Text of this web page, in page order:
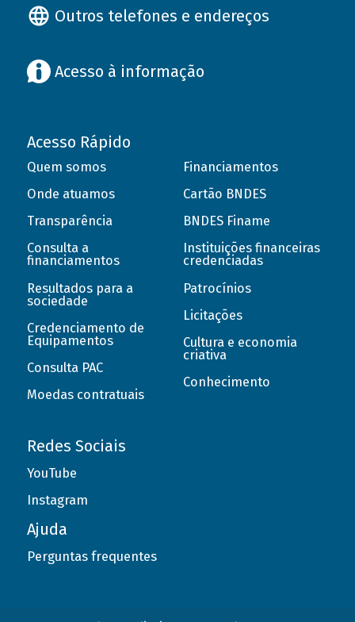
Outros telefones e endereços
Acesso à informação
Acesso Rápido
Quem somos
Onde atuamos
Transparência
Consulta a
financiamentos
Resultados para a
sociedade
Credenciamento de
Equipamentos
Consulta PAC
Moedas contratuais
Financiamentos
Cartão BNDES
BNDES Finame
Instituições financeiras
credenciadas
Patrocínios
Licitações
Cultura e economia
criativa
Conhecimento
Redes Sociais
YouTube
Instagram
Ajuda
Perguntas frequentes